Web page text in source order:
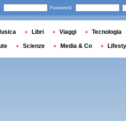
Password
Libri Viaggi Tecnologia
Scienze Media & Co